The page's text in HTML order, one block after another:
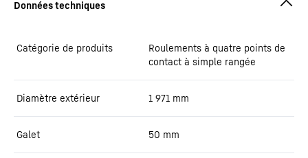
Catégorie de produits
Roulements à quatre points de
contact à simple rangée
Diamètre extérieur 1 971 mm
Galet 50 mm